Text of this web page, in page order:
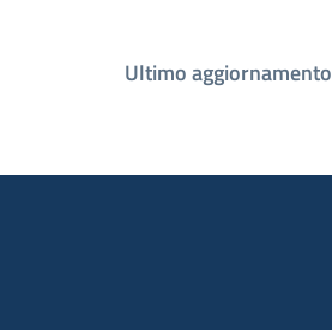
Ultimo aggiornamento